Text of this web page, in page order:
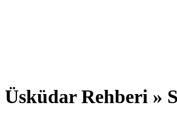
Üsküdar Rehberi »